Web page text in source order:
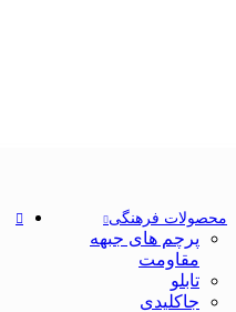
محصولات فرهنگی
پرچم های جبهه
مقاومت
تابلو
جاکلیدی